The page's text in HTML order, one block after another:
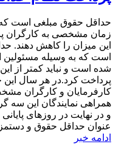
حداقل حقوق مبلغی است که
زمان مشخصی به کارگران
این میزان را کاهش دهند.
است که به وسیله
شده است و نباید کمتر از
پرداخت کرد.در هر سال این
کارفرمایان و کارگران
همراهی نمایندگان این
و در نهایت در روزهای
عنوان حداقل حقوق و
ادامه خبر